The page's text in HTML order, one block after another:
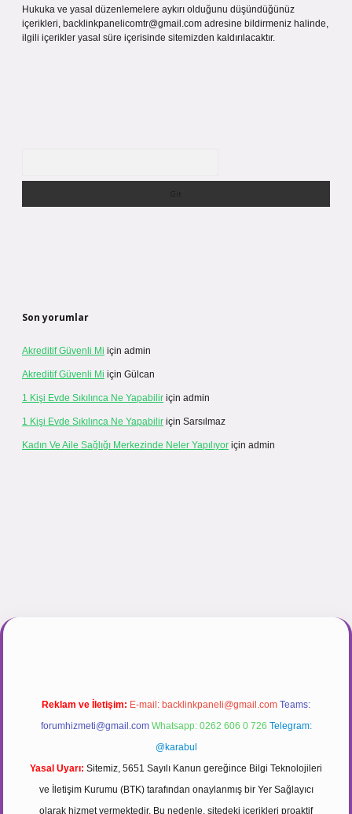
Hukuka ve yasal düzenlemelere aykırı olduğunu düşündüğünüz
içerikleri, backlinkpanelicomtr@gmail.com adresine bildirmeniz halinde,
ilgili içerikler yasal süre içerisinde sitemizden kaldırılacaktır.
Son yorumlar
Akreditif Güvenli Mi için admin
Akreditif Güvenli Mi için Gülcan
1 Kişi Evde Sıkılınca Ne Yapabilir için admin
1 Kişi Evde Sıkılınca Ne Yapabilir için Sarsılmaz
Kadın Ve Aile Sağlığı Merkezinde Neler Yapılıyor için admin
Reklam ve İletişim: E-mail: backlinkpaneli@gmail.com Teams:
forumhizmeti@gmail.com Whatsapp: 0262 606 0 726 Telegram:
@karabul
Yasal Uyarı: Sitemiz, 5651 Sayılı Kanun gereğince Bilgi Teknolojileri
ve İletişim Kurumu (BTK) tarafından onaylanmış bir Yer Sağlayıcı
olarak hizmet vermektedir. Bu nedenle, sitedeki içerikleri proaktif